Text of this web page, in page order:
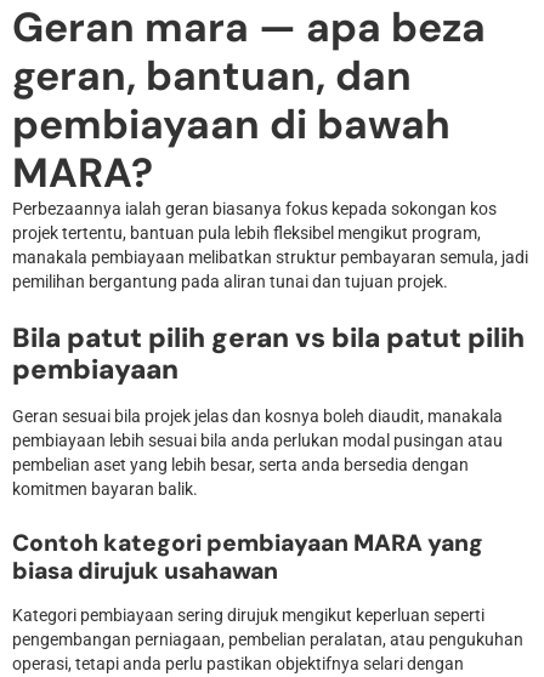
Geran mara — apa beza
geran, bantuan, dan
pembiayaan di bawah
MARA?
Perbezaannya ialah geran biasanya fokus kepada sokongan kos
projek tertentu, bantuan pula lebih fleksibel mengikut program,
manakala pembiayaan melibatkan struktur pembayaran semula, jadi
pemilihan bergantung pada aliran tunai dan tujuan projek.
Bila patut pilih geran vs bila patut pilih
pembiayaan
Geran sesuai bila projek jelas dan kosnya boleh diaudit, manakala
pembiayaan lebih sesuai bila anda perlukan modal pusingan atau
pembelian aset yang lebih besar, serta anda bersedia dengan
komitmen bayaran balik.
Contoh kategori pembiayaan MARA yang
biasa dirujuk usahawan
Kategori pembiayaan sering dirujuk mengikut keperluan seperti
pengembangan perniagaan, pembelian peralatan, atau pengukuhan
operasi, tetapi anda perlu pastikan objektifnya selari dengan